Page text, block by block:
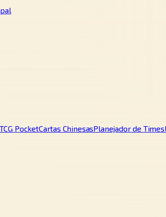
PocketCartas ChinesasPlanejador de Times